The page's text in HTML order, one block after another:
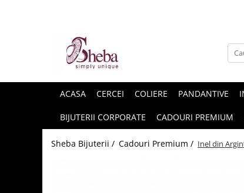
ACASA CERCEI COLIERE PANDANTIVE
BIJUTERII CORPORATE CADOURI PREMIUM
Sheba Bijuterii / Cadouri Premium / Inel din